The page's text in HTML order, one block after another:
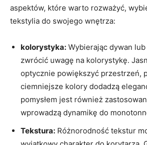
aspektów, które warto rozważyć,
tekstylia do swojego ⁢wnętrza:
kolorystyka: Wybierając dywan
zwrócić uwagę na kolorystykę.​
optycznie powiększyć przestrzeń,
⁣ciemniejsze kolory dodadzą
pomysłem jest ‍również
wprowadzą ⁤dynamikę do
Tekstura: Różnorodność tekstur